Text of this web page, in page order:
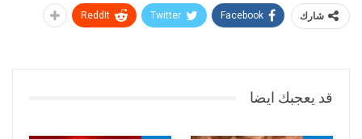
شارك Facebook
Twitter
ReddIt
قد يعجبك ايضا